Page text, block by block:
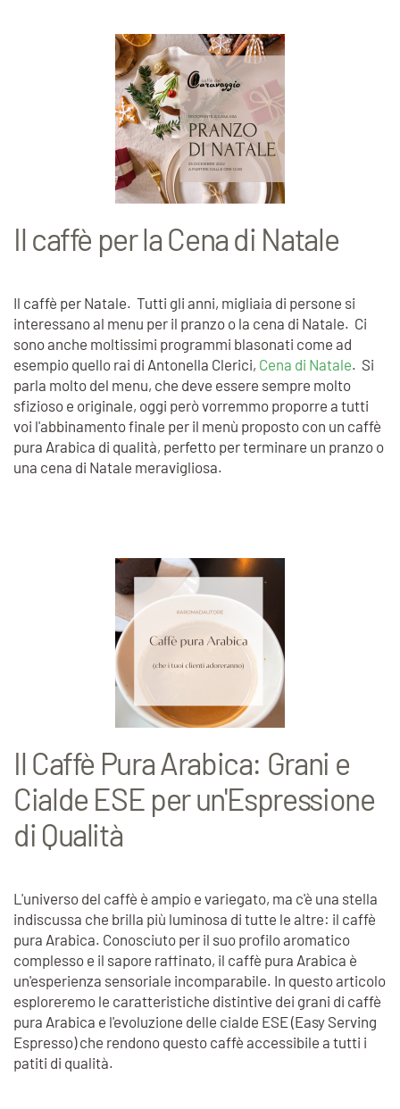
Il caffè per la Cena di Natale
Il caffè per Natale. Tutti gli anni, migliaia di persone si
interessano al menu per il pranzo o la cena di Natale. Ci
sono anche moltissimi programmi blasonati come ad
esempio quello rai di Antonella Clerici, Cena di Natale. Si
parla molto del menu, che deve essere sempre molto
sfizioso e originale, oggi però vorremmo proporre a tutti
voi l'abbinamento finale per il menù proposto con un caffè
pura Arabica di qualità, perfetto per terminare un pranzo o
una cena di Natale meravigliosa.
Il Caffè Pura Arabica: Grani e
Cialde ESE per un'Espressione
di Qualità
L'universo del caffè è ampio e variegato, ma c'è una stella
indiscussa che brilla più luminosa di tutte le altre: il caffè
pura Arabica. Conosciuto per il suo profilo aromatico
complesso e il sapore raffinato, il caffè pura Arabica è
un'esperienza sensoriale incomparabile. In questo articolo
esploreremo le caratteristiche distintive dei grani di caffè
pura Arabica e l'evoluzione delle cialde ESE (Easy Serving
Espresso) che rendono questo caffè accessibile a tutti i
patiti di qualità.